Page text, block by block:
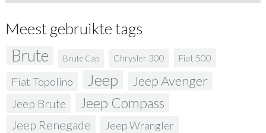
Meest gebruikte tags
Brute Brute Cap Chrysler 300 Fiat 500
Fiat Topolino Jeep Jeep Avenger
Jeep Brute Jeep Compass
Jeep Renegade Jeep Wrangler